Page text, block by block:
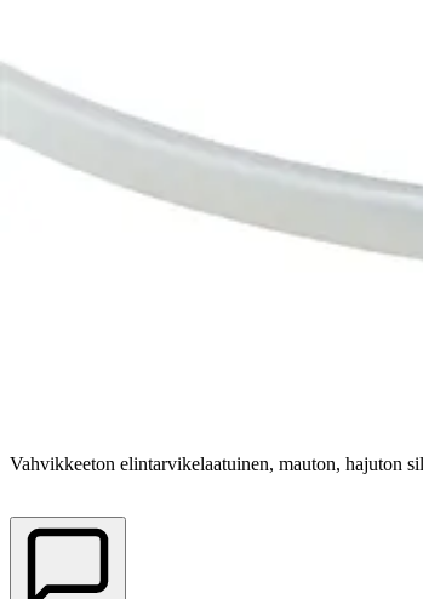
Tuotteet
Palvelut
Yhteystiedot
Vahvikkeeton elintarvikelaatuinen, mauton, hajuton